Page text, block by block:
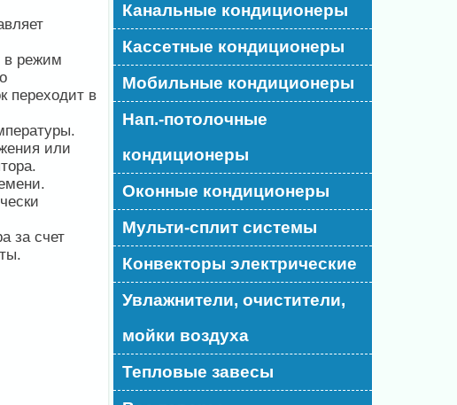
в режим
переходит в
или
за счет
Канальные кондиционеры
Кассетные кондиционеры
Мобильные кондиционеры
Нап.-потолочные
кондиционеры
Оконные кондиционеры
Мульти-сплит системы
Конвекторы электрические
Увлажнители, очистители,
мойки воздуха
Тепловые завесы